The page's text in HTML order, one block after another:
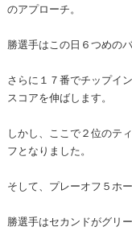
のアプローチ。
勝選手はこの日６つめの
さらに１７番でチップイ
スコアを伸ばします。
しかし、ここで２位のテ
フとなりました。
そして、プレーオフ５ホー
勝選手はセカンドがグリ